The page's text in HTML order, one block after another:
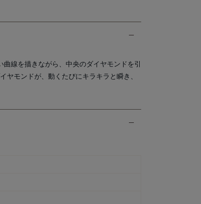
線を描きながら、中央のダイヤモンドを引
モンドが、動くたびにキラキラと瞬き、